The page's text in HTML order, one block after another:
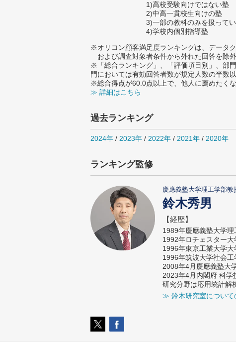
1)高校受験向けではない塾
2)中高一貫校生向けの塾
3)一部の教科のみを扱って
4)学校内個別指導塾
※オリコン顧客満足度ランキングは、データ
および調査対象者条件から外れた回答を除
※「総合ランキング」、「評価項目別」、部
門においては有効回答者数が規定人数の半数
※総合得点が60.0点以上で、他人に薦めたく
≫ 詳細はこちら
過去ランキング
2024年 / 2023年 / 2022年 / 2021年 / 2020年
ランキング監修
慶應義塾大学理工学部教
鈴木秀男
【経歴】
1989年慶應義塾大学理
1992年ロチェスター大
1996年東京工業大学大
1996年筑波大学社会工
2008年4月慶應義塾大
2023年4月内閣府 科学
研究分野は応用統計解
≫ 鈴木研究室について